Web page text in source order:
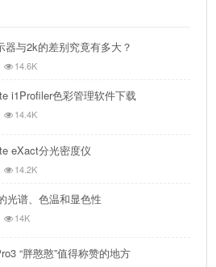
器与2k的差别究竟有多大？
14.6K
i1Profiler色彩管理软件下载
14.4K
eXact分光密度仪
14.2K
光谱、色温和显色性
14K
“胖憨憨”值得称赞的地方